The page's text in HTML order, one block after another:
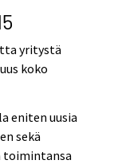
yritystä
koko
eniten uusia
sekä
toimintansa